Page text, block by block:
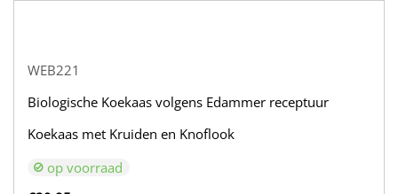
WEB221
Biologische Koekaas volgens Edammer receptuur
Koekaas met Kruiden en Knoflook
op voorraad